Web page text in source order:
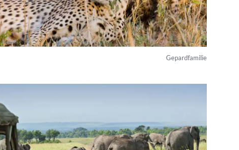
Gepardfamilie